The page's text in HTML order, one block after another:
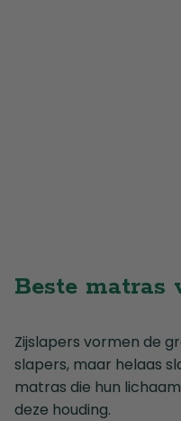
Beste matras
Zijslapers vormen de
slapers, maar helaas
matras die hun
deze houding.